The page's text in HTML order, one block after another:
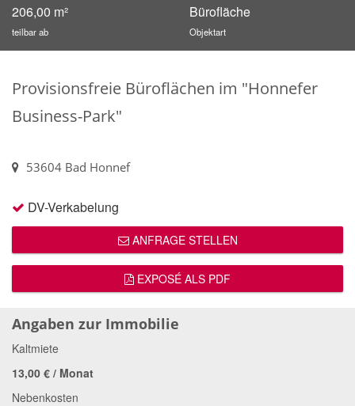
206,00 m²
teilbar ab
Bürofläche
Objektart
Provisionsfreie Büroflächen im "Honnefer
Business-Park"
53604 Bad Honnef
DV-Verkabelung
ANFRAGE STELLEN
EXPOSÉ ALS PDF
Angaben zur Immobilie
Kaltmiete
13,00 € / Monat
Nebenkosten